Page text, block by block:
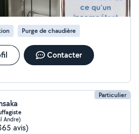
Purge de chaudière
Contacter
Particulier
Andre)
avis)